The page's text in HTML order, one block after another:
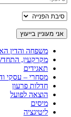
משפחה והדין
מקרקעין,
תאגידים
מסחרי – עסקי
חדלות פרעון
הוצאה לפועל
מיסים
ליטיגציה